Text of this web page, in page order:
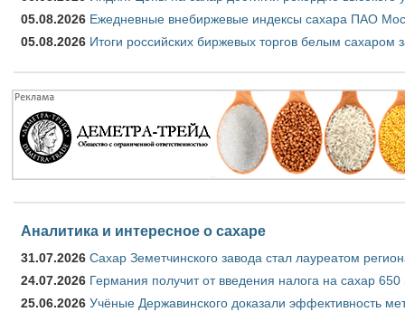
05.08.2026 Ежедневные внебиржевые индексы сахара ПАО
05.08.2026 Итоги российских биржевых торгов белым сахаром
Аналитика и интересное о сахаре
31.07.2026 Сахар Земетчинского завода стал лауреатом
24.07.2026 Германия получит от введения налога на сахар
25.06.2026 Учёные Державинского доказали эффективность